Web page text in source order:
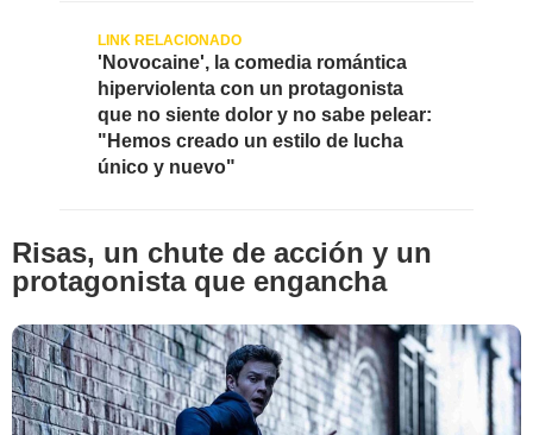
'Novocaine', la comedia romántica
hiperviolenta con un protagonista
que no siente dolor y no sabe pelear:
"Hemos creado un estilo de lucha
único y nuevo"
Risas, un chute de acción y un
protagonista que engancha
Elemag Pictures